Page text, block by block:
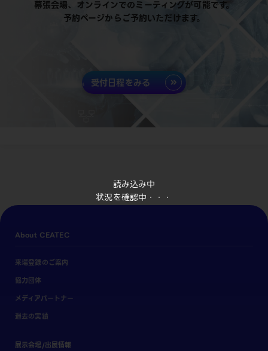
読み込み中
状況を確認中・・・
幕張会場、オンラインでのミーティングが可能です。
予約ページからご予約いただけます。
受付日程をみる
About CEATEC
来場登録のご案内
協力団体
メディアパートナー
過去の実績
展示会場/出展情報